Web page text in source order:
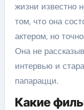
жизни известно
том, что она
актером, но
Она не
интервью и
папарацци.
Какие